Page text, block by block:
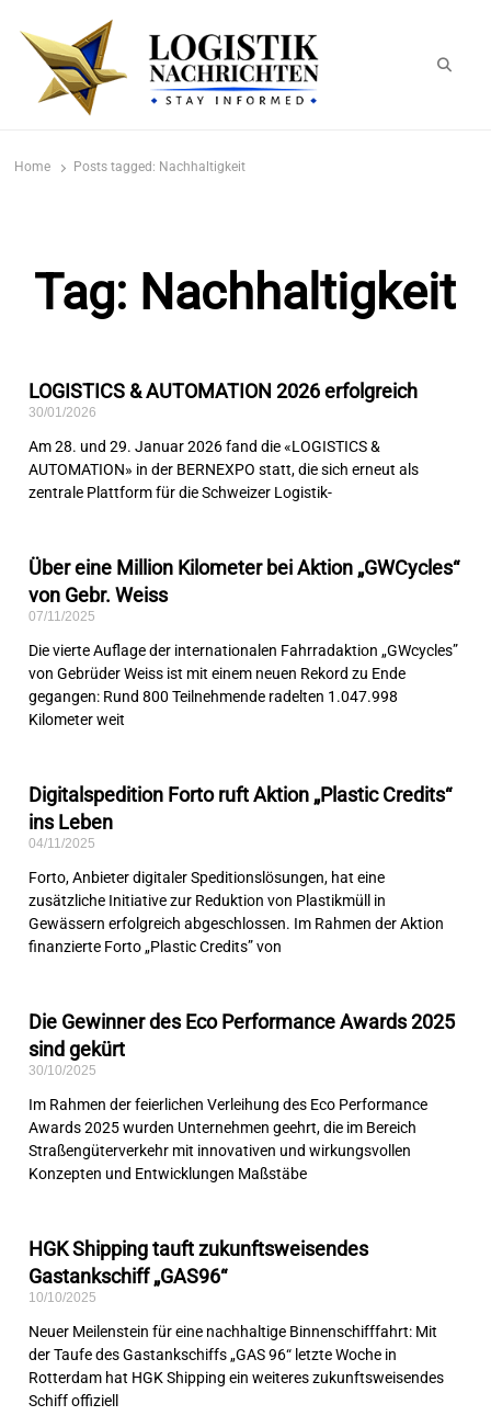
Home Posts tagged: Nachhaltigkeit
Tag: Nachhaltigkeit
LOGISTICS & AUTOMATION 2026 erfolgreich
30/01/2026
Am 28. und 29. Januar 2026 fand die «LOGISTICS &
AUTOMATION» in der BERNEXPO statt, die sich erneut als
zentrale Plattform für die Schweizer Logistik-
Über eine Million Kilometer bei Aktion „GWCycles“
von Gebr. Weiss
07/11/2025
Die vierte Auflage der internationalen Fahrradaktion „GWcycles”
von Gebrüder Weiss ist mit einem neuen Rekord zu Ende
gegangen: Rund 800 Teilnehmende radelten 1.047.998
Kilometer weit
Digitalspedition Forto ruft Aktion „Plastic Credits“
ins Leben
04/11/2025
Forto, Anbieter digitaler Speditionslösungen, hat eine
zusätzliche Initiative zur Reduktion von Plastikmüll in
Gewässern erfolgreich abgeschlossen. Im Rahmen der Aktion
finanzierte Forto „Plastic Credits” von
Die Gewinner des Eco Performance Awards 2025
sind gekürt
30/10/2025
Im Rahmen der feierlichen Verleihung des Eco Performance
Awards 2025 wurden Unternehmen geehrt, die im Bereich
Straßengüterverkehr mit innovativen und wirkungsvollen
Konzepten und Entwicklungen Maßstäbe
HGK Shipping tauft zukunftsweisendes
Gastankschiff „GAS96“
10/10/2025
Neuer Meilenstein für eine nachhaltige Binnenschifffahrt: Mit
der Taufe des Gastankschiffs „GAS 96“ letzte Woche in
Rotterdam hat HGK Shipping ein weiteres zukunftsweisendes
Schiff offiziell